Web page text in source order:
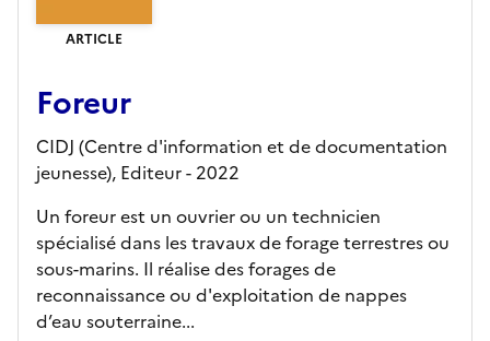
ARTICLE
Foreur
CIDJ (Centre d'information et de documentation
jeunesse), Editeur- 2022
Un foreur est un ouvrier ou un technicien
spécialisé dans les travaux de forage terrestres ou
sous-marins. Il réalise des forages de
reconnaissance ou d'exploitation de nappes
d’eau souterraine...